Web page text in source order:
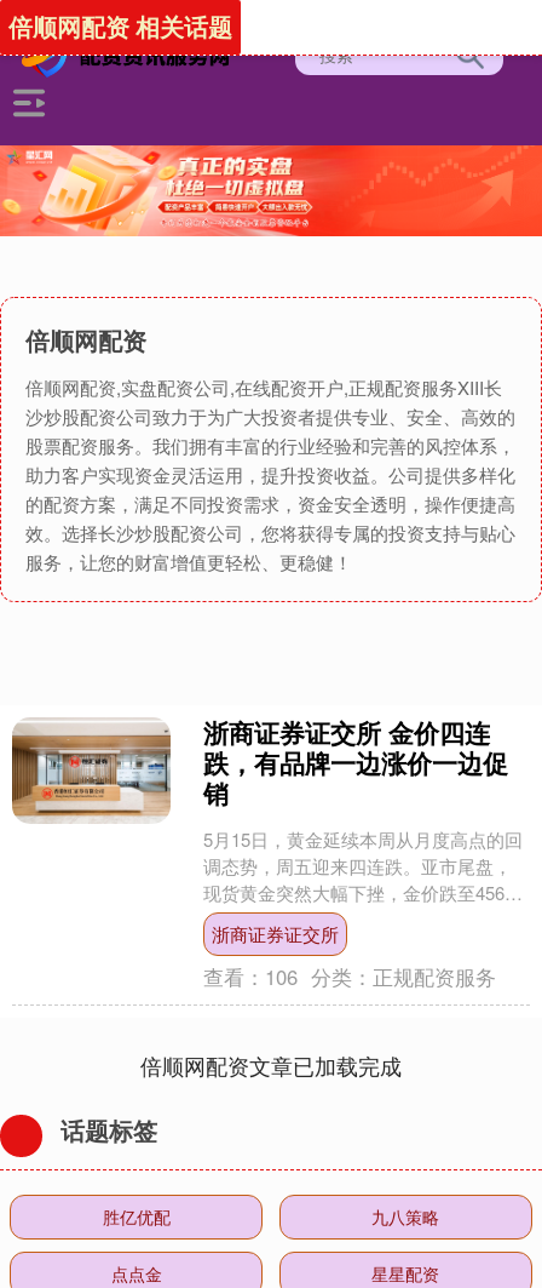
倍顺网配资
倍顺网配资,实盘配资公司,在线配资开户,正规配资服务XIII‌长
沙炒股配资公司致力于为广大投资者提供专业、安全、高效的
股票配资服务。我们拥有丰富的行业经验和完善的风控体系，
助力客户实现资金灵活运用，提升投资收益。公司提供多样化
的配资方案，满足不同投资需求，资金安全透明，操作便捷高
效。选择长沙炒股配资公司，您将获得专属的投资支持与贴心
服务，让您的财富增值更轻松、更稳健！
倍顺网配资 相关话题
浙商证券证交所 金价四连
跌，有品牌一边涨价一边促
销
5月15日，黄金延续本周从月度高点的回
调态势，周五迎来四连跌。亚市尾盘，
现货黄金突然大幅下挫，金价跌至4569
美元/盎司附近，日内下跌超过80美元。
今日，国内....
浙商证券证交所
查看： 106 分类： 正规配资服务
倍顺网配资文章已加载完成
话题标签
胜亿优配 九八策略
点点金 星星配资